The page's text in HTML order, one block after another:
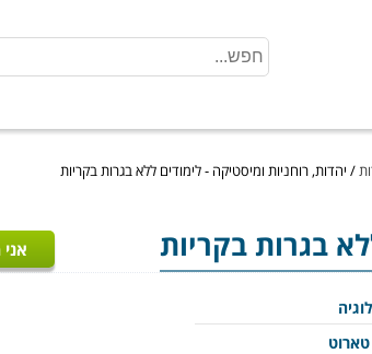
/ יהדות, רוחניות ומיסטיקה - לימודים ללא בגרות בקריות
בגרות בקריות